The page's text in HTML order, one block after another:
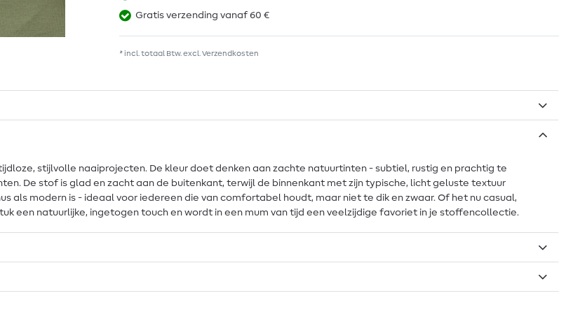
Gratis verzending vanaf 60 €
* incl. totaal Btw. excl. Verzendkosten
stijlvolle naaiprojecten. De kleur doet denken aan zachte natuurtinten - subtiel, rustig en prachtig te
De stof is glad en zacht aan de buitenkant, terwijl de binnenkant met zijn typische, licht geluste textuur
als modern is - ideaal voor iedereen die van comfortabel houdt, maar niet te dik en zwaar. Of het nu casual,
een natuurlijke, ingetogen touch en wordt in een mum van tijd een veelzijdige favoriet in je stoffencollectie.